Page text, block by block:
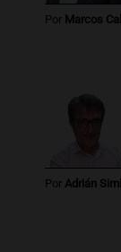
Audio.
Episodios
Audio.
para
Panorama
Por Marcos
Por Adrián